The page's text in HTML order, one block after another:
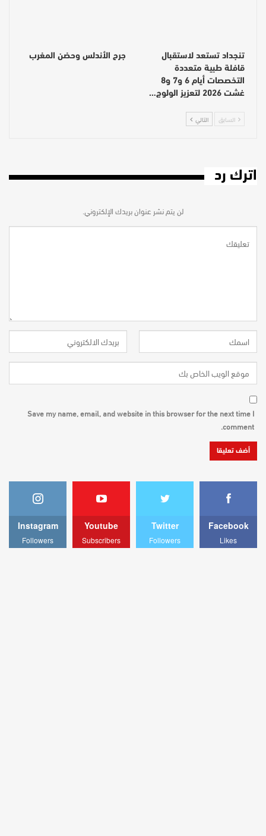
تنجداد تستعد لاستقبال
قافلة طبية متعددة
التخصصات أيام 6 و7 و8
غشت 2026 لتعزيز الولوج…
جرح الأندلس وحضن المغرب
السابق التالي
اترك رد
لن يتم نشر عنوان بريدك الإلكتروني.
Save my name, email, and website in this browser for the next time I
comment.
Facebook
Likes
Twitter
Followers
Youtube
Subscribers
Instagram
Followers